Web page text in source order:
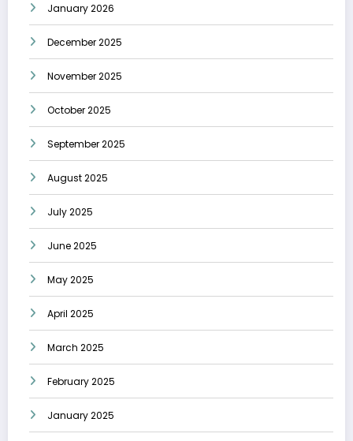
January 2026
December 2025
November 2025
October 2025
September 2025
August 2025
July 2025
June 2025
May 2025
April 2025
March 2025
February 2025
January 2025